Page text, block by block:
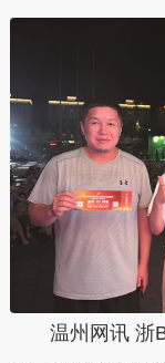
温州网讯 浙